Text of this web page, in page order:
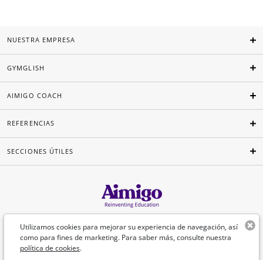
Utilizamos cookies para mejorar su experiencia de navegación, así
como para fines de marketing. Para saber más, consulte nuestra
política de cookies.
NUESTRA EMPRESA
GYMGLISH
AIMIGO COACH
REFERENCIAS
SECCIONES ÚTILES
Español